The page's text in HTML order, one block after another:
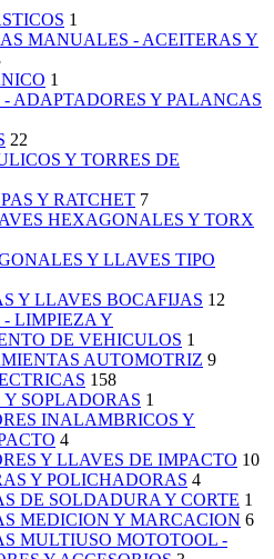
1
MANUALES - ACEITERAS Y
1
ADAPTADORES Y PALANCAS
22
Y TORRES DE
Y RATCHET 7
HEXAGONALES Y TORX
Y LLAVES TIPO
Y LLAVES BOCAFIJAS 12
LIMPIEZA Y
DE VEHICULOS 1
AUTOMOTRIZ 9
158
SOPLADORAS 1
INALAMBRICOS Y
4
Y LLAVES DE IMPACTO 10
Y POLICHADORAS 4
DE SOLDADURA Y CORTE 1
MEDICION Y MARCACION 6
MULTIUSO MOTOTOOL -